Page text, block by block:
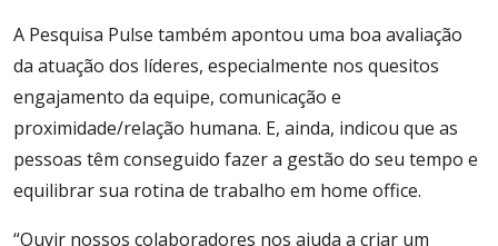
A Pesquisa Pulse também apontou uma boa avaliação
da atuação dos líderes, especialmente nos quesitos
engajamento da equipe, comunicação e
proximidade/relação humana. E, ainda, indicou que as
pessoas têm conseguido fazer a gestão do seu tempo e
equilibrar sua rotina de trabalho em home office.
“Ouvir nossos colaboradores nos ajuda a criar um